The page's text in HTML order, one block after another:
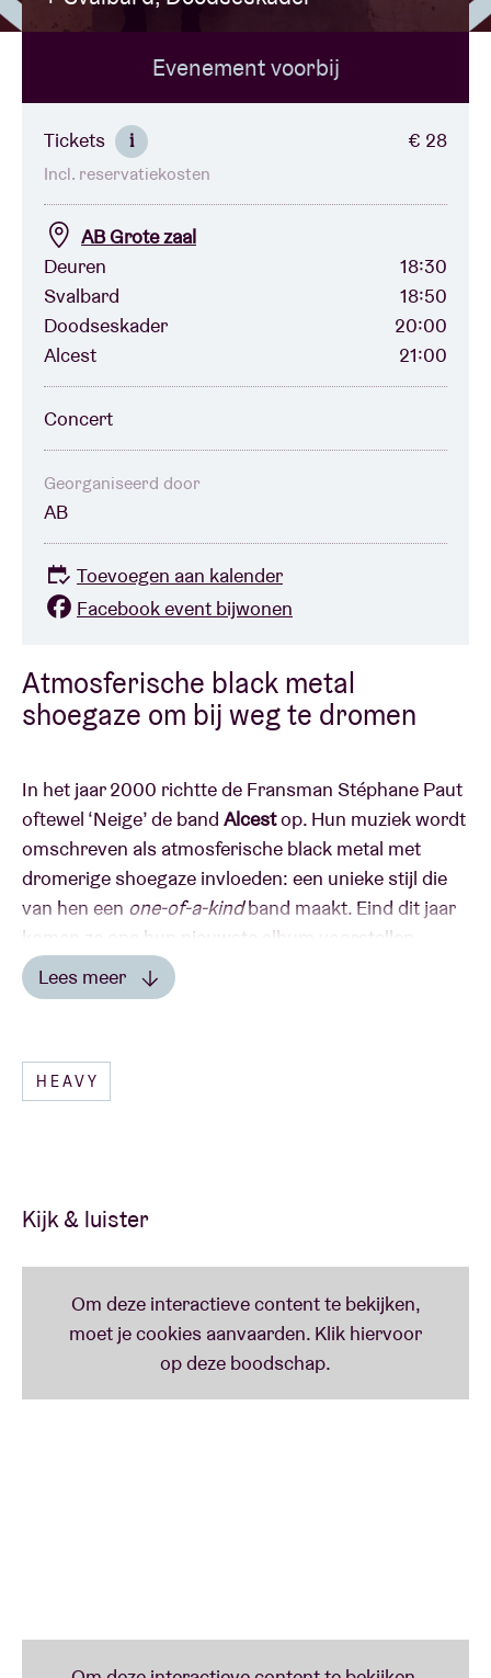
BRDCST
ABtv
Concertcheque
Over AB
Contact
Atmosferische black metal
shoegaze om bij weg te dromen
In het jaar 2000 richtte de Fransman Stéphane Paut
oftewel ‘Neige’ de band Alcestop. Hun muziek wordt
omschreven als atmosferische black metal met
dromerige shoegaze invloeden: een unieke stijl die
van hen een one-of-a-kindband maakt. Eind dit jaar
komen ze ons hun nieuwste album voorstellen
tijdens hun
Les Chants de l’Aurore
Lees meer
HEAVY
Kijk & luister
Evenement voorbij
Tickets i € 28
Incl. reservatiekosten
AB Grote zaal
Deuren
18:30
Svalbard
18:50
Doodseskader
20:00
Alcest
21:00
Concert
Georganiseerd door
AB
Toevoegen aan kalender
Facebook event bijwonen